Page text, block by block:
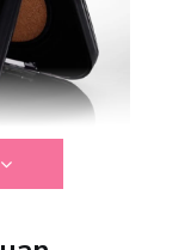
tại Lam Thảo